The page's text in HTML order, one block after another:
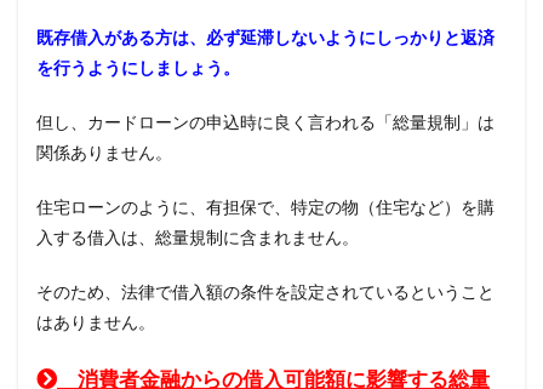
既存借入がある方は、必ず延滞しないようにしっかりと返済
を行うようにしましょう。
但し、カードローンの申込時に良く言われる「総量規制」は
関係ありません。
住宅ローンのように、有担保で、特定の物（住宅など）を購
入する借入は、総量規制に含まれません。
そのため、法律で借入額の条件を設定されているということ
はありません。
消費者金融からの借入可能額に影響する総量